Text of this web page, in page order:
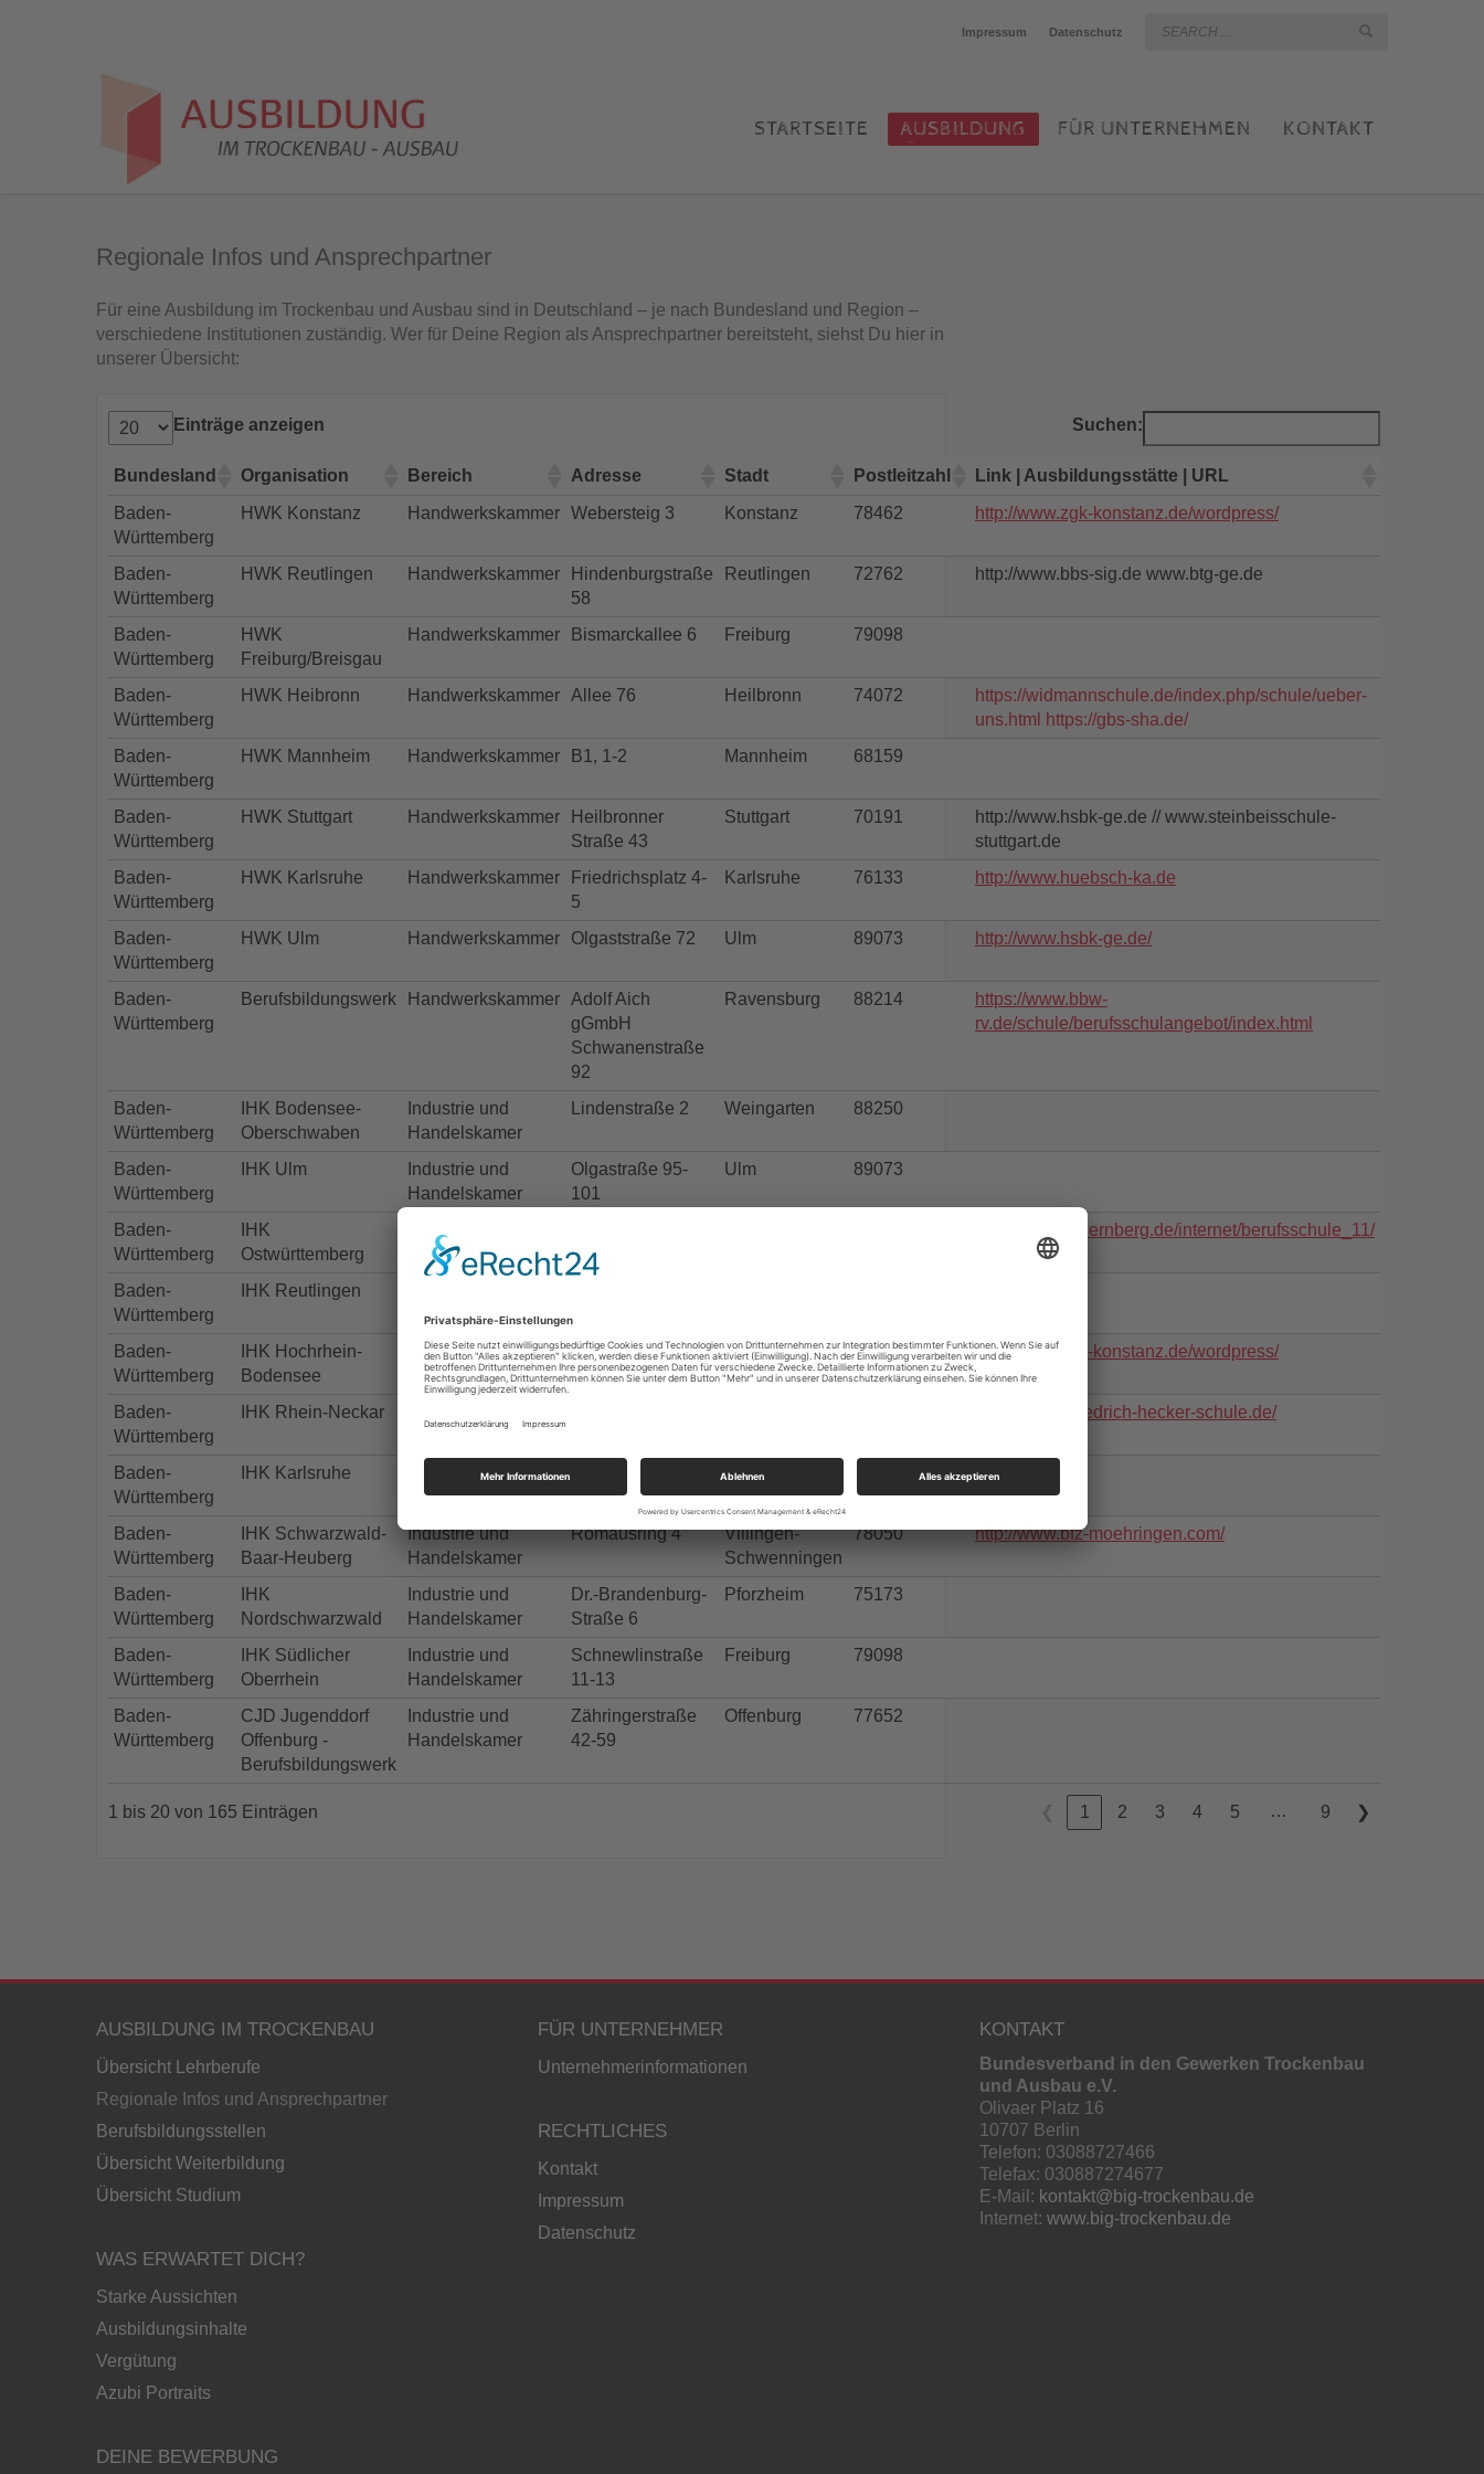
Impressum Datenschutz
STARTSEITE AUSBILDUNG FÜR UNTERNEHMEN KONTAKT
Regionale Infos und Ansprechpartner
Für eine Ausbildung im Trockenbau und Ausbau sind in Deutschland – je nach Bundesland und Region –
verschiedene Institutionen zuständig. Wer für Deine Region als Ansprechpartner bereitsteht, siehst Du hier in
unserer Übersicht:
Einträge anzeigen Suchen:
Bundesland Organisation Bereich Adresse Stadt Postleitzahl
Link | Ausbildungsstätte | URL
Baden-
Württemberg
HWK Konstanz Handwerkskammer Webersteig 3 Konstanz 78462 http://www.zgk-konstanz.de/wordpress/
Baden-
Württemberg
HWK Reutlingen Handwerkskammer
Hindenburgstraße
58
Reutlingen 72762 http://www.bbs-sig.de www.btg-ge.de
Baden-
Württemberg
HWK
Freiburg/Breisgau
Handwerkskammer Bismarckallee 6 Freiburg 79098
Baden-
Württemberg
HWK Heibronn Handwerkskammer Allee 76 Heilbronn 74072
https://widmannschule.de/index.php/schule/ueber-
uns.html https://gbs-sha.de/
Baden-
Württemberg
HWK Mannheim Handwerkskammer B1, 1-2 Mannheim 68159
Baden-
Württemberg
HWK Stuttgart Handwerkskammer
Heilbronner
Straße 43
Stuttgart 70191
http://www.hsbk-ge.de // www.steinbeisschule-
stuttgart.de
Baden-
Württemberg
HWK Karlsruhe Handwerkskammer
Friedrichsplatz 4-
5
Karlsruhe 76133 http://www.huebsch-ka.de
Baden-
Württemberg
HWK Ulm Handwerkskammer Olgaststraße 72 Ulm 89073 http://www.hsbk-ge.de/
Baden-
Württemberg
Berufsbildungswerk Handwerkskammer Adolf Aich
gGmbH
Schwanenstraße
92
Ravensburg 88214
https://www.bbw-
rv.de/schule/berufsschulangebot/index.html
Baden-
Württemberg
IHK Bodensee-
Oberschwaben
Industrie und
Handelskamer
Lindenstraße 2 Weingarten 88250
Baden-
Württemberg
IHK Ulm
Industrie und
Handelskamer
Olgastraße 95-
101
Ulm 89073
Baden-
Württemberg
IHK
Ostwürttemberg
Handelskamer
Straße 1
https://www.nuernberg.de/internet/berufsschule_11/
Baden-
Württemberg
IHK Reutlingen
Handelskamer
Straße 10
Baden-
Württemberg
IHK Hochrhein-
Bodensee
Industrie und
Handelskamer
Reichenauerstr.
21
Konstanz 78467 http://www.zgk-konstanz.de/wordpress/
Baden-
Württemberg
IHK Rhein-Neckar https://www.friedrich-hecker-schule.de/
Baden-
Württemberg
IHK Karlsruhe
Industrie und
Handelskamer
Karlsruhe
Baden-
Württemberg
IHK Schwarzwald-
Baar-Heuberg
Industrie und
Handelskamer
Romäusring 4
Villingen-
Schwenningen
78050 http://www.bfz-moehringen.com/
Baden-
Württemberg
IHK
Nordschwarzwald
Industrie und
Handelskamer
Dr.-Brandenburg-
Straße 6
Pforzheim 75173
Baden-
Württemberg
IHK Südlicher
Oberrhein
Industrie und
Handelskamer
Schnewlinstraße
11-13
Freiburg 79098
Baden-
Württemberg
CJD Jugenddorf
Offenburg -
Berufsbildungswerk
Industrie und
Handelskamer
Zähringerstraße
42-59
Offenburg 77652
1 bis 20 von 165 Einträgen 1 2 3 4 5 … 9 ❯
AUSBILDUNG IM TROCKENBAU
Übersicht Lehrberufe
Regionale Infos und Ansprechpartner
Berufsbildungsstellen
Übersicht Weiterbildung
Übersicht Studium
WAS ERWARTET DICH?
Starke Aussichten
Ausbildungsinhalte
Vergütung
Azubi Portraits
DEINE BEWERBUNG
FÜR UNTERNEHMER
Unternehmerinformationen
RECHTLICHES
Kontakt
Impressum
Datenschutz
KONTAKT
Bundesverband in den Gewerken Trockenbau
und Ausbau e.V.
Olivaer Platz 16
10707 Berlin
Telefon: 03088727466
Telefax: 030887274677
E-Mail: kontakt@big-trockenbau.de
Internet: www.big-trockenbau.de